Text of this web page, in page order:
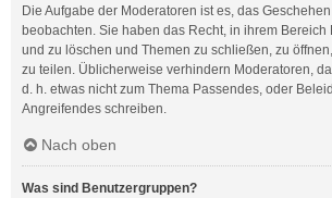
Die Aufgabe der Moderatoren ist es, das
beobachten. Sie haben das Recht, in ihrem Bereich
und zu löschen und Themen zu schließen, zu
zu teilen. Üblicherweise verhindern Moderatoren,
d. h. etwas nicht zum Thema Passendes, oder
Angreifendes schreiben.
Nach oben
Was sind Benutzergruppen?